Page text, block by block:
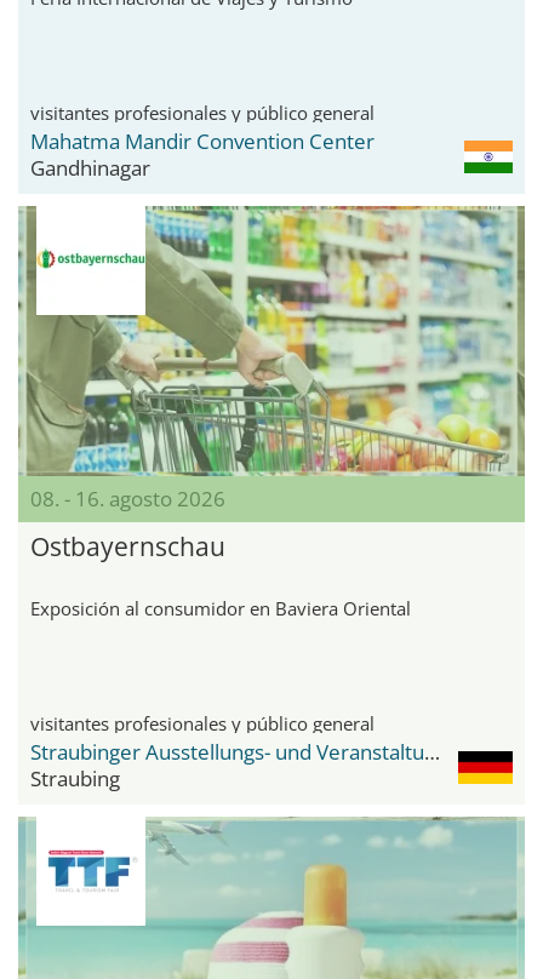
visitantes profesionales y público general
Mahatma Mandir Convention Center
Gandhinagar
08. - 16. agosto 2026
Ostbayernschau
Exposición al consumidor en Baviera Oriental
visitantes profesionales y público general
Straubinger Ausstellungs- und Veranstaltungsgelände
Straubing